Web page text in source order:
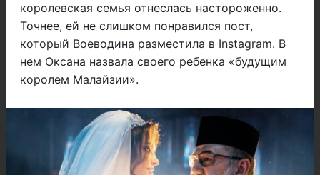
королевская семья отнеслась настороженно.
Точнее, ей не слишком понравился пост,
который Воеводина разместила в Instagram. В
нем Оксана назвала своего ребенка «будущим
королем Малайзии».